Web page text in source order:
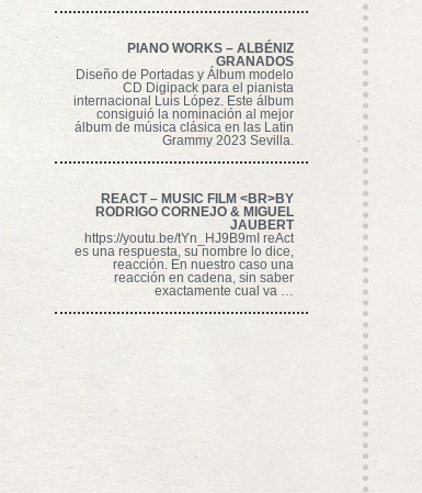
PIANO WORKS – ALBÉNIZ
GRANADOS
Diseño de Portadas y Álbum modelo
CD Digipack para el pianista
internacional Luis López. Este álbum
consiguió la nominación al mejor
álbum de música clásica en las Latin
Grammy 2023 Sevilla.
REACT – MUSIC FILM <BR>BY
RODRIGO CORNEJO & MIGUEL
JAUBERT
https://youtu.be/tYn_HJ9B9mI reAct
es una respuesta, su nombre lo dice,
reacción. En nuestro caso una
reacción en cadena, sin saber
exactamente cual va …